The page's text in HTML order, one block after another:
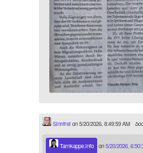
Sinnfreion 5/20/2026, 8:49:59 AM
Tarnkappe.info on5/20/2026,